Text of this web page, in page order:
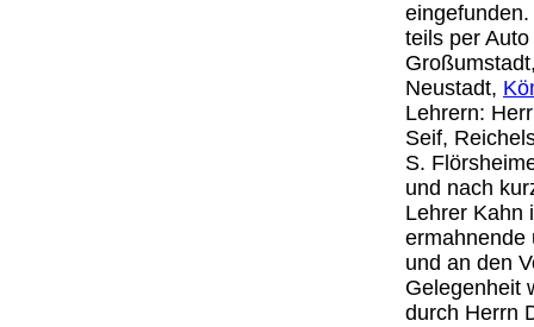
teils per
Neustadt,
Lehrern:
Seif,
S.
und nach
Lehrer Kahn
ermahnende
und an den
Gelegenheit
durch Herrn